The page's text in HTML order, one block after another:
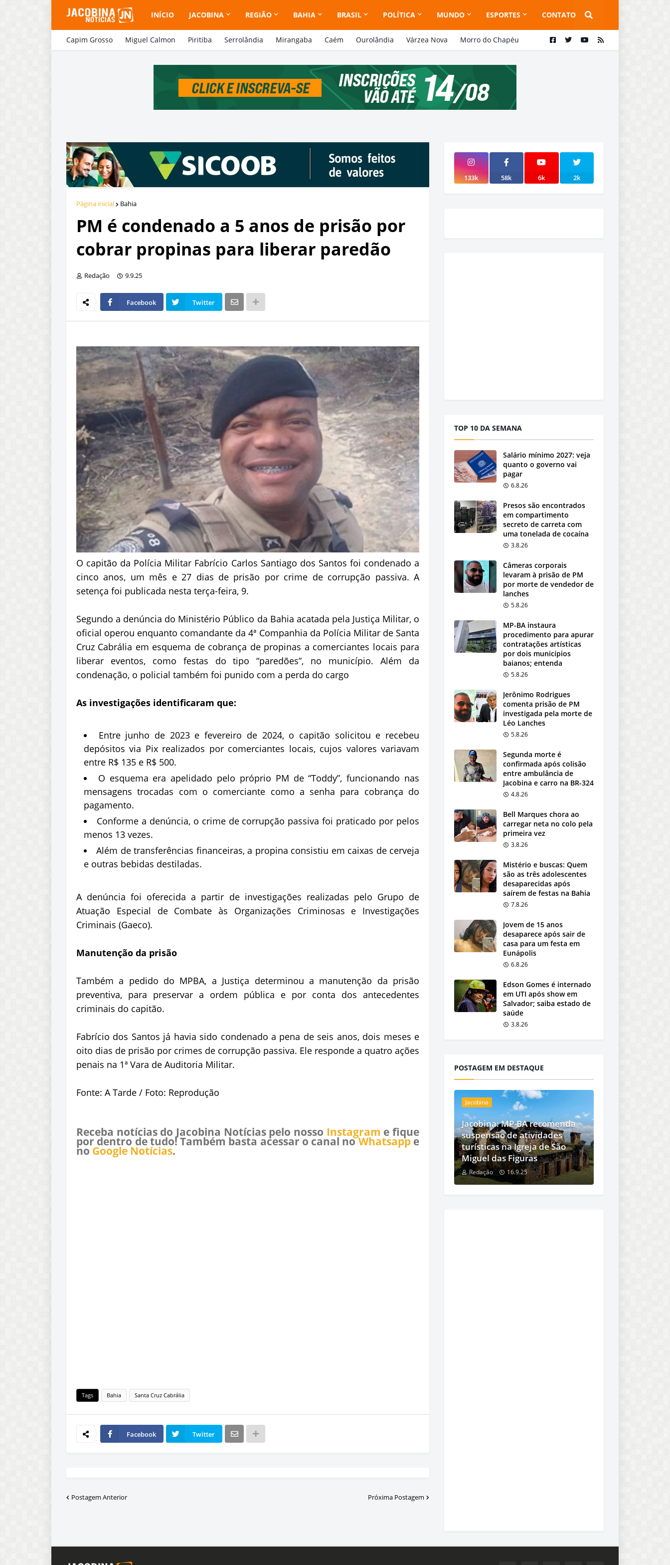
INÍCIO JACOBINA REGIÃO BAHIA BRASIL POLÍTICA MUNDO ESPORTES CONTATO
Capim Grosso Miguel Calmon Piritiba Serrolândia Mirangaba Caém Ourolândia Várzea Nova Morro do Chapéu
Página inicial Bahia
PM é condenado a 5 anos de prisão por
cobrar propinas para liberar paredão
Redação 9.9.25
Facebook Twitter
O capitão da Polícia Militar Fabrício Carlos Santiago dos Santos foi condenado a
cinco anos, um mês e 27 dias de prisão por crime de corrupção passiva. A
setença foi publicada nesta terça-feira, 9.
Segundo a denúncia do Ministério Público da Bahia acatada pela Justiça Militar, o
oficial operou enquanto comandante da 4ª Companhia da Polícia Militar de Santa
Cruz Cabrália em esquema de cobrança de propinas a comerciantes locais para
liberar eventos, como festas do tipo “paredões”, no município. Além da
condenação, o policial também foi punido com a perda do cargo
As investigações identificaram que:
Entre junho de 2023 e fevereiro de 2024, o capitão solicitou e recebeu
depósitos via Pix realizados por comerciantes locais, cujos valores variavam
entre R$ 135 e R$ 500.
O esquema era apelidado pelo próprio PM de “Toddy”, funcionando nas
mensagens trocadas com o comerciante como a senha para cobrança do
pagamento.
Conforme a denúncia, o crime de corrupção passiva foi praticado por pelos
menos 13 vezes.
Além de transferências financeiras, a propina consistiu em caixas de cerveja
e outras bebidas destiladas.
A denúncia foi oferecida a partir de investigações realizadas pelo Grupo de
Atuação Especial de Combate às Organizações Criminosas e Investigações
Criminais (Gaeco).
Manutenção da prisão
Também a pedido do MPBA, a Justiça determinou a manutenção da prisão
preventiva, para preservar a ordem pública e por conta dos antecedentes
criminais do capitão.
Fabrício dos Santos já havia sido condenado a pena de seis anos, dois meses e
oito dias de prisão por crimes de corrupção passiva. Ele responde a quatro ações
penais na 1ª Vara de Auditoria Militar.
Fonte: A Tarde / Foto: Reprodução
Receba notícias do Jacobina Notícias pelo nosso Instagram e fique
por dentro de tudo! Também basta acessar o canal noWhatsappe
no Google Notícias.
Tags Bahia Santa Cruz Cabrália
Facebook Twitter
Postagem Anterior Próxima Postagem
133k 58k 6k 2k
TOP 10 DA SEMANA
Salário mínimo 2027: veja
quanto o governo vai
pagar
6.8.26
Presos são encontrados
em compartimento
secreto de carreta com
uma tonelada de cocaína
3.8.26
Câmeras corporais
levaram à prisão de PM
por morte de vendedor de
lanches
5.8.26
MP-BA instaura
procedimento para apurar
contratações artísticas
por dois municípios
baianos; entenda
5.8.26
Jerônimo Rodrigues
comenta prisão de PM
investigada pela morte de
Léo Lanches
5.8.26
Segunda morte é
confirmada após colisão
entre ambulância de
Jacobina e carro na BR-324
4.8.26
Bell Marques chora ao
carregar neta no colo pela
primeira vez
3.8.26
Mistério e buscas: Quem
são as três adolescentes
desaparecidas após
saírem de festas na Bahia
7.8.26
Jovem de 15 anos
desaparece após sair de
casa para um festa em
Eunápolis
6.8.26
Edson Gomes é internado
em UTI após show em
Salvador; saiba estado de
saúde
3.8.26
POSTAGEM EM DESTAQUE
Jacobina
Jacobina: MP-BA recomenda
suspensão de atividades
turísticas na Igreja de São
Miguel das Figuras
Redação 16.9.25